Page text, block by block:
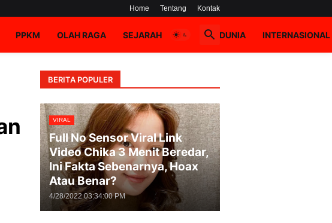
Home Tentang Kontak
PPKM OLAH RAGA SEJARAH HOAX DUNIA INTERNASIONAL
BERITA POPULER
VIRAL
Full No Sensor Viral Link
Video Chika 3 Menit Beredar,
Ini Fakta Sebenarnya, Hoax
Atau Benar?
4/28/2022 03:34:00 PM